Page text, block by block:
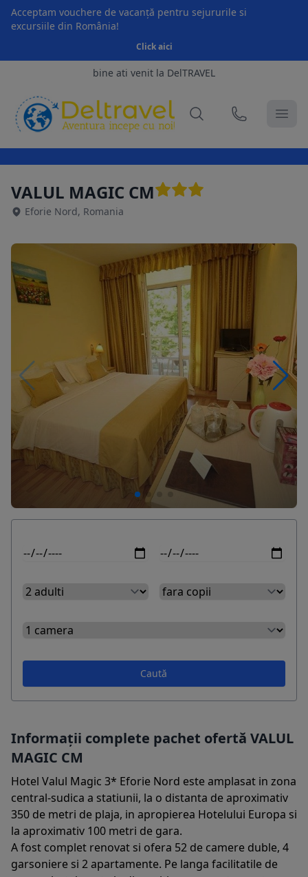
Acceptam vouchere de vacanță pentru sejururile si
excursiile din România!
Click aici
bine ati venit la DelTRAVEL
VALUL MAGIC CM
Eforie Nord, Romania
Caută
Informații complete pachet ofertă VALUL
MAGIC CM
Hotel Valul Magic 3* Eforie Nord este amplasat in zona
central-sudica a statiunii, la o distanta de aproximativ
350 de metri de plaja, in apropierea Hotelului Europa si
la aproximativ 100 metri de gara.
A fost complet renovat si ofera 52 de camere duble, 4
garsoniere si 2 apartamente. Pe langa facilitatile de